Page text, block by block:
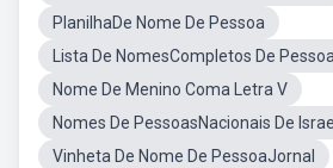
PlanilhaDe Nome De Pessoa
Lista De NomesCompletos De
Nome De Menino Coma Letra V
Nomes De PessoasNacionais De Israel
Vinheta De Nome De PessoaJornal